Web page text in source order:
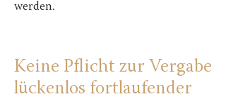
werden.
Keine Pflicht zur Vergabe
lückenlos fortlaufender